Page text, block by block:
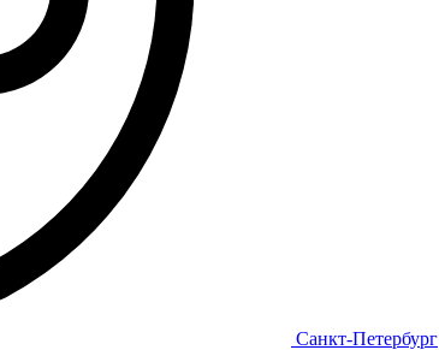
Санкт-Петербург